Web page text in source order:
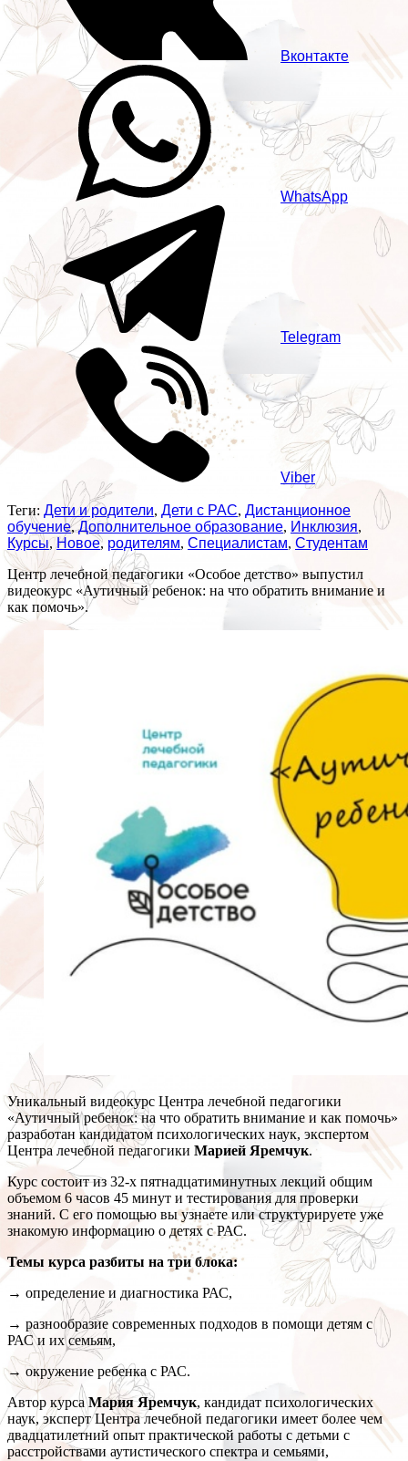
Вконтакте
WhatsApp
Telegram
Viber
Теги: Дети и родители, Дети с РАС, Дистанционное
обучение,Дополнительное образование, Инклюзия,
Курсы,Новое, родителям, Специалистам, Студентам
Центр лечебной педагогики «Особое детство» выпустил
видеокурс «Аутичный ребенок: на что обратить внимание и
как помочь».
Уникальный видеокурс Центра лечебной педагогики
«Аутичный ребенок: на что обратить внимание и как помочь»
разработан кандидатом психологических наук, экспертом
Центра лечебной педагогики Марией Яремчук.
Курс состоит из 32-х пятнадцатиминутных лекций общим
объемом 6 часов 45 минут и тестирования для проверки
знаний. С его помощью вы узнаете или структурируете уже
знакомую информацию о детях с РАС.
Темы курса разбиты на три блока:
→ определение и диагностика РАС,
→ разнообразие современных подходов в помощи детям с
РАС и их семьям,
→ окружение ребенка с РАС.
Автор курсаМария Яремчук, кандидат психологических
наук, эксперт Центра лечебной педагогики имеет более чем
двадцатилетний опыт практической работы с детьми с
расстройствами аутистического спектра и семьями,